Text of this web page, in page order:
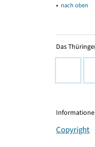
▴ nach oben
Das
Copyright